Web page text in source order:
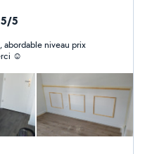
5
niveau prix
le recommande Merci ☺️